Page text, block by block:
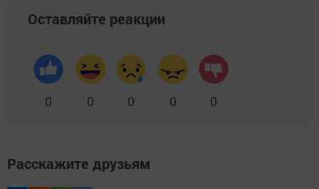
Оставляйте реакции
0 0 0 0 0
Расскажите друзьям